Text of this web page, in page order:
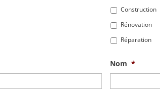
Construction
Rénovation
Réparation
Nom *